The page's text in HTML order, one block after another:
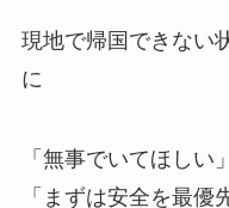
現地で帰国できない
に
「無事でいてほしい」
「まずは安全を最優